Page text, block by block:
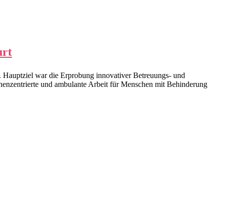
war die Erprobung innovativer Betreuungs- und
und ambulante Arbeit für Menschen mit Behinderung